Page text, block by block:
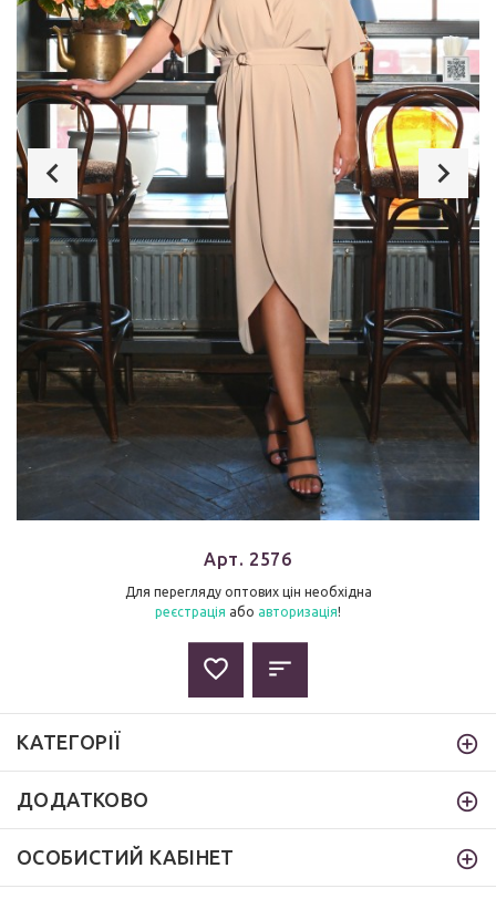
Арт. 2576
Для перегляду оптових цін необхідна
реєстрація або авторизація!
КАТЕГОРІЇ
ДОДАТКОВО
ОСОБИСТИЙ КАБІНЕТ